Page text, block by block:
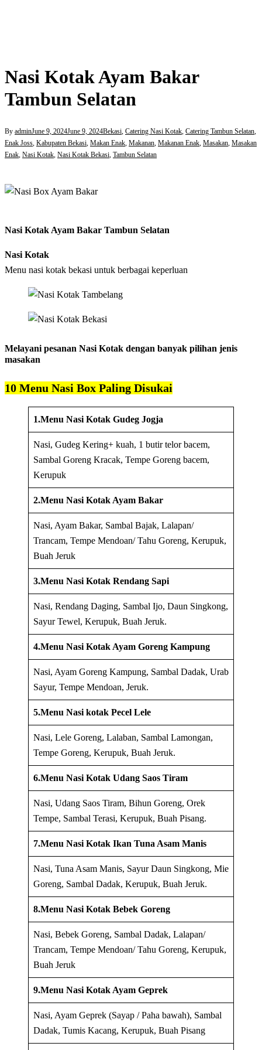
Nasi Kotak Ayam Bakar
Tambun Selatan
By adminJune 9, 2024June 9, 2024Bekasi, Catering Nasi Kotak, Catering Tambun Selatan,
Enak Joss, Kabupaten Bekasi, Makan Enak, Makanan, Makanan Enak, Masakan, Masakan
Enak, Nasi Kotak, Nasi Kotak Bekasi, Tambun Selatan
Nasi Kotak Ayam Bakar Tambun Selatan
Nasi Kotak
Menu nasi kotak bekasi untuk berbagai keperluan
Melayani pesanan Nasi Kotak dengan banyak pilihan jenis
masakan
10 Menu Nasi Box Paling Disukai
1.Menu Nasi Kotak Gudeg Jogja
Nasi, Gudeg Kering+ kuah, 1 butir telor bacem,
Sambal Goreng Kracak, Tempe Goreng bacem,
Kerupuk
2.Menu Nasi Kotak Ayam Bakar
Nasi, Ayam Bakar, Sambal Bajak, Lalapan/
Trancam, Tempe Mendoan/ Tahu Goreng, Kerupuk,
Buah Jeruk
3.Menu Nasi Kotak Rendang Sapi
Nasi, Rendang Daging, Sambal Ijo, Daun Singkong,
Sayur Tewel, Kerupuk, Buah Jeruk.
4.Menu Nasi Kotak Ayam Goreng Kampung
Nasi, Ayam Goreng Kampung, Sambal Dadak, Urab
Sayur, Tempe Mendoan, Jeruk.
5.Menu Nasi kotak Pecel Lele
Nasi, Lele Goreng, Lalaban, Sambal Lamongan,
Tempe Goreng, Kerupuk, Buah Jeruk.
6.Menu Nasi Kotak Udang Saos Tiram
Nasi, Udang Saos Tiram, Bihun Goreng, Orek
Tempe, Sambal Terasi, Kerupuk, Buah Pisang.
7.Menu Nasi Kotak Ikan Tuna Asam Manis
Nasi, Tuna Asam Manis, Sayur Daun Singkong, Mie
Goreng, Sambal Dadak, Kerupuk, Buah Jeruk.
8.Menu Nasi Kotak Bebek Goreng
Nasi, Bebek Goreng, Sambal Dadak, Lalapan/
Trancam, Tempe Mendoan/ Tahu Goreng, Kerupuk,
Buah Jeruk
9.Menu Nasi Kotak Ayam Geprek
Nasi, Ayam Geprek (Sayap / Paha bawah), Sambal
Dadak, Tumis Kacang, Kerupuk, Buah Pisang